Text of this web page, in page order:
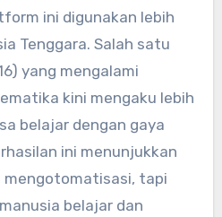
ini digunakan lebih
Tenggara. Salah satu
yang mengalami
kini mengaku lebih
belajar dengan gaya
ini menunjukkan
mengotomatisasi, tapi
belajar dan